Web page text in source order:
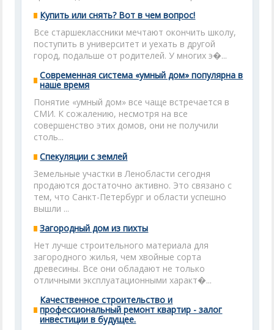
Купить или снять? Вот в чем вопрос!
Все старшеклассники мечтают окончить школу,
поступить в университет и уехать в другой
город, подальше от родителей. У многих э�...
Современная система «умный дом» популярна в
наше время
Понятие «умный дом» все чаще встречается в
СМИ. К сожалению, несмотря на все
совершенство этих домов, они не получили
столь...
Спекуляции с землей
Земельные участки в Ленобласти сегодня
продаются достаточно активно. Это связано с
тем, что Санкт-Петербург и области успешно
вышли ...
Загородный дом из пихты
Нет лучше строительного материала для
загородного жилья, чем хвойные сорта
древесины. Все они обладают не только
отличными эксплуатационными характ�...
Качественное строительство и
профессиональный ремонт квартир - залог
инвестиции в будущее.